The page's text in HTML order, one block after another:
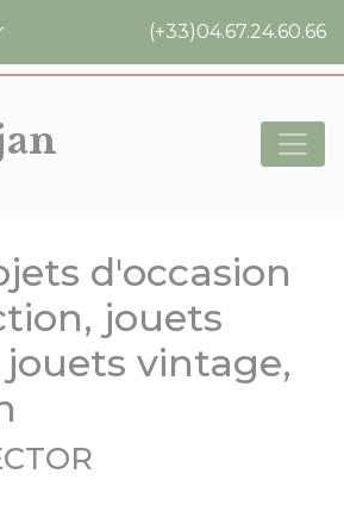
(+33)04.67.24.60.66
d'occasion
jouets
vintage,